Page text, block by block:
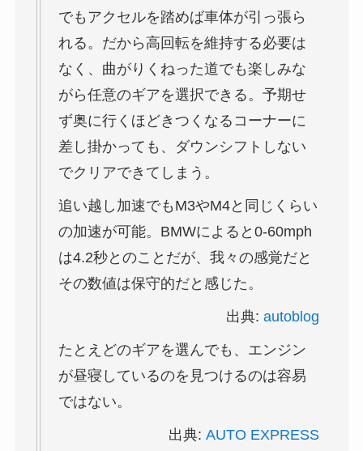
でもアクセルを踏めば車体が引っ張ら
れる。だから高回転を維持する必要は
なく、曲がりくねった道でも楽しみな
がら任意のギアを選択できる。予期せ
ず奥に行くほどきつくなるコーナーに
差し掛かっても、ダウンシフトしない
でクリアできてしまう。
追い越し加速でもM3やM4と同じくらい
の加速が可能。BMWによると0-60mph
は4.2秒とのことだが、我々の感覚だと
その数値は保守的だと感じた。
出典:autoblog
たとえどのギアを選んでも、エンジン
が昼寝しているのを見つけるのは容易
ではない。
出典:AUTO EXPRESS